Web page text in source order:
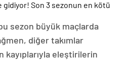
sezon büyük maçlarda
diğer takımlar
kayıplarıyla eleştirilerin